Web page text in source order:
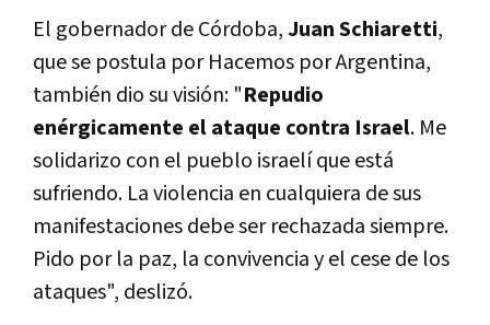
El gobernador de Córdoba,Juan Schiaretti,
que se postula por Hacemos por Argentina,
también dio su visión: "Repudio
enérgicamente el ataque contra Israel. Me
solidarizo con el pueblo israelí que está
sufriendo. La violencia en cualquiera de sus
manifestaciones debe ser rechazada siempre.
Pido por la paz, la convivencia y el cese de los
ataques", deslizó.